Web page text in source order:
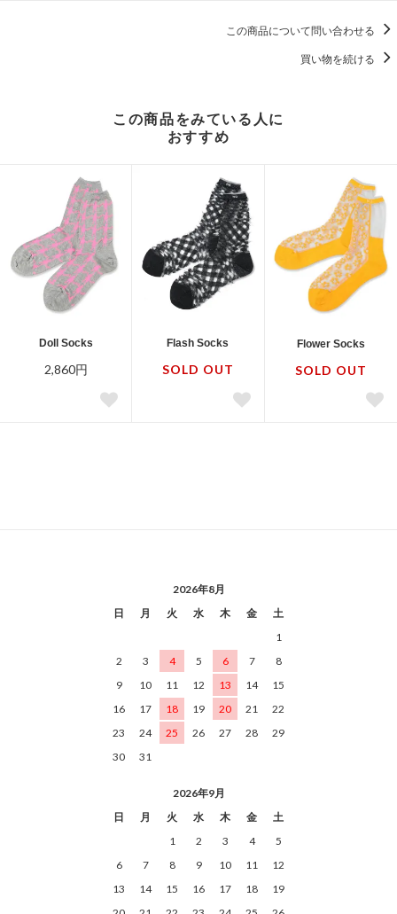
この商品について問い合わせる
買い物を続ける
この商品をみている人に
おすすめ
Doll Socks
2,860円
Flash Socks
SOLD OUT
Flower Socks
SOLD OUT
2026年8月
日
月 火 水 木 金
土
1
2
3 4 5 6 7
8
9
10 11 12 13 14
15
16
17 18 19 20 21
22
23
24 25 26 27 28
29
30
31
2026年9月
日
月 火 水 木 金
土
1
2 3 4
5
6
7 8 9 10 11
12
13
14 15 16 17 18
19